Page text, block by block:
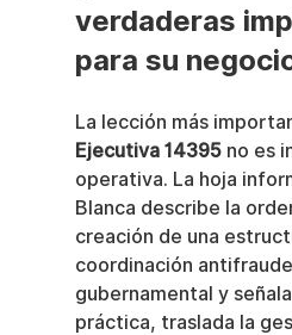
verdaderas
para su
La lección más
Ejecutiva 14395 no es
operativa. La hoja
Blanca describe la
creación de una
coordinación
gubernamental y
práctica, traslada la